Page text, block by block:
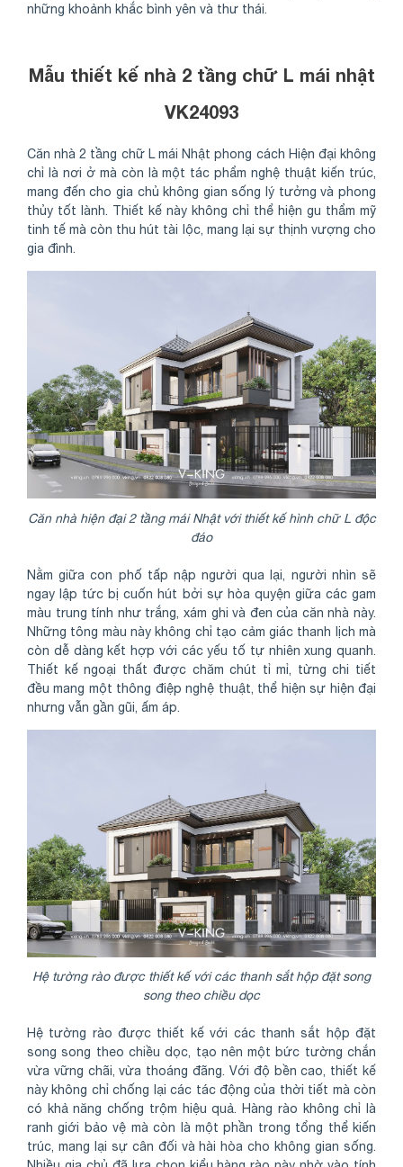
những khoảnh khắc bình yên và thư thái.
Mẫu thiết kế nhà 2 tầng chữ L mái nhật
VK24093
Căn nhà 2 tầng chữ L mái Nhật phong cách Hiện đại không
chỉ là nơi ở mà còn là một tác phẩm nghệ thuật kiến trúc,
mang đến cho gia chủ không gian sống lý tưởng và phong
thủy tốt lành. Thiết kế này không chỉ thể hiện gu thẩm mỹ
tinh tế mà còn thu hút tài lộc, mang lại sự thịnh vượng cho
gia đình.
Căn nhà hiện đại 2 tầng mái Nhật với thiết kế hình chữ L độc
đáo
Nằm giữa con phố tấp nập người qua lại, người nhìn sẽ
ngay lập tức bị cuốn hút bởi sự hòa quyện giữa các gam
màu trung tính như trắng, xám ghi và đen của căn nhà này.
Những tông màu này không chỉ tạo cảm giác thanh lịch mà
còn dễ dàng kết hợp với các yếu tố tự nhiên xung quanh.
Thiết kế ngoại thất được chăm chút tỉ mỉ, từng chi tiết
đều mang một thông điệp nghệ thuật, thể hiện sự hiện đại
nhưng vẫn gần gũi, ấm áp.
Hệ tường rào được thiết kế với các thanh sắt hộp đặt song
song theo chiều dọc
Hệ tường rào được thiết kế với các thanh sắt hộp đặt
song song theo chiều dọc, tạo nên một bức tường chắn
vừa vững chãi, vừa thoáng đãng. Với độ bền cao, thiết kế
này không chỉ chống lại các tác động của thời tiết mà còn
có khả năng chống trộm hiệu quả. Hàng rào không chỉ là
ranh giới bảo vệ mà còn là một phần trong tổng thể kiến
trúc, mang lại sự cân đối và hài hòa cho không gian sống.